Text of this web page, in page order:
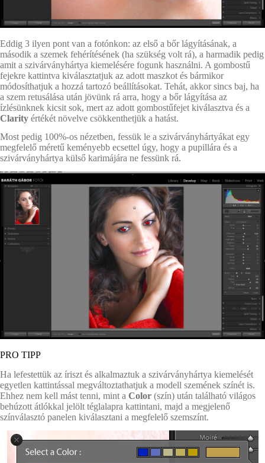
Eddig 3 ilyen pont van a fotónkon: az első a bőr lágyításának, a
második a szemek fehérítésének (ha szükség volt rá), a harmadik pedig
amit a szivárványhártya kiemelésére fogunk használni. A gombostű
fejekre kattintva kiválasztatjuk az adott maszkot és bármikor
módosíthatjuk a hozzá tartozó beállításokat. Tehát, akkor sincs baj, ha
a szem retusálása után jövünk rá arra, hogy a bőr lágyítása az
ízlésünknek kicsit sok, mert az adott gombostűfejet kiválasztva és a
Clarity értékét növelve csökkenthetjük a hatást.
Most pedig 100%-os nézetben, fessük le a szivárványhártyákat egy
megfelelő méretű keményebb ecsettel úgy, hogy a pupillára és a
szivárványhártya külső karimájára ne fessünk rá.
PRO TIPP
Ha lefestettük az íriszt és alkalmaztuk a szivárványhártya kiemelését
egyetlen kattintással megváltoztathatjuk a modell szemének színét is.
Ehhez nem kell mást tenni, mint a Color (szín) után található világos
behúzott átlókkal jelölt téglalapra kattintani, majd a megjelenő
színválasztó panelen kiválasztani a megfelelő szemszínt.